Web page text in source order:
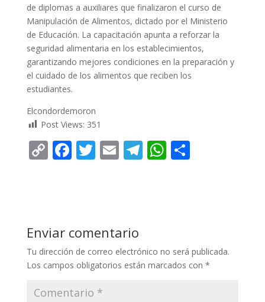
de diplomas a auxiliares que finalizaron el curso de
Manipulación de Alimentos, dictado por el Ministerio
de Educación. La capacitación apunta a reforzar la
seguridad alimentaria en los establecimientos,
garantizando mejores condiciones en la preparación y
el cuidado de los alimentos que reciben los
estudiantes.
Elcondordemoron
Post Views: 351
C
Li
n
k
F
o
o
k
T E T
m
W
p
p
C
ti
r
Enviar comentario
Tu dirección de correo electrónico no será publicada.
Los campos obligatorios están marcados con *